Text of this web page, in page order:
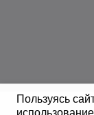
Пользуясь